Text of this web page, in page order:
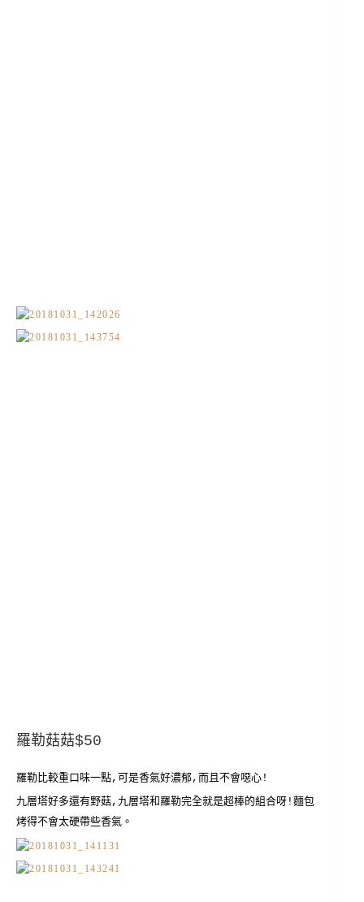
羅勒菇菇$50
羅勒比較重口味一點,可是香氣好濃郁,而且不會噁心!
九層塔好多還有野菇,九層塔和羅勒完全就是超棒的組合呀!麵包
烤得不會太硬帶些香氣。